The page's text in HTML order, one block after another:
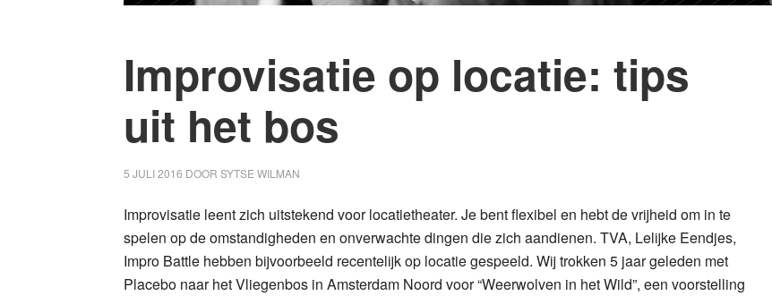
Improvisatie op locatie: tips
uit het bos
5 JULI 2016 DOOR SYTSE WILMAN
Improvisatie leent zich uitstekend voor locatietheater. Je bent flexibel en hebt de vrijheid om in te
spelen op de omstandigheden en onverwachte dingen die zich aandienen. TVA, Lelijke Eendjes,
Impro Battle hebben bijvoorbeeld recentelijk op locatie gespeeld. Wij trokken 5 jaar geleden met
Placebo naar het Vliegenbos in Amsterdam Noord voor “Weerwolven in het Wild”, een voorstelling